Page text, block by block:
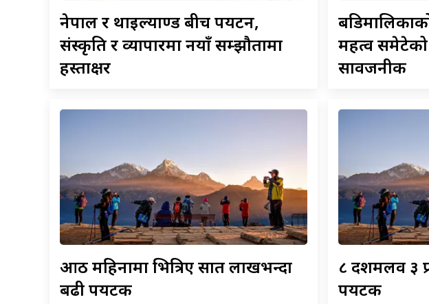
नेपालर थाइल्याण्ड बीच पर्यटन,
संस्कृति र व्यापारमा नयाँ सम्झौतामा
हस्ताक्षर
महत्व समेटेको
सार्वजनीक
आठमहिनामा भित्रिए सात लाखभन्दा
बढी पर्यटक
८ दशमलव ३
पर्यटक